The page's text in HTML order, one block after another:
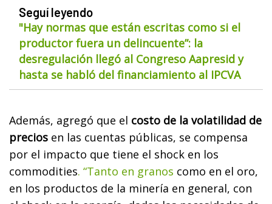
Seguí leyendo
"Hay normas que están escritas como si el
productor fuera un delincuente”: la
desregulación llegó al Congreso Aapresid y
hasta se habló del financiamiento al IPCVA
Además, agregó que el costo de la volatilidad de
precios en las cuentas públicas, se compensa
por el impacto que tiene el shock en los
commodities. “Tanto en granos como en el oro,
en los productos de la minería en general, con